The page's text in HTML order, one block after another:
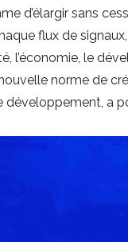
d’élargir sans
flux de
l’économie, le
norme de
développement, a